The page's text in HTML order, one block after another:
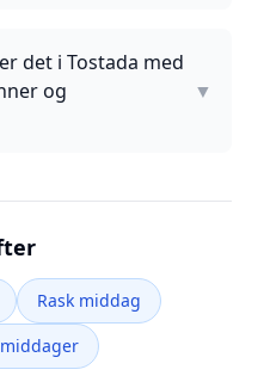
det i Tostada med
og
▼
Rask middag